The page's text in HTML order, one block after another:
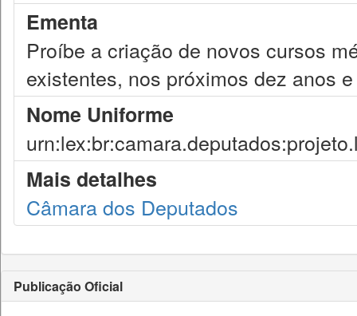
Ementa
Proíbe a criação de novos cursos
existentes, nos próximos dez anos
Nome Uniforme
Mais detalhes
Câmara dos Deputados
Publicação Oficial